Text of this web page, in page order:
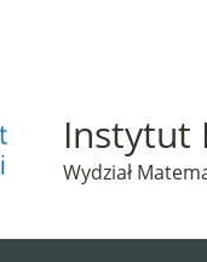
Instytut
Wydział